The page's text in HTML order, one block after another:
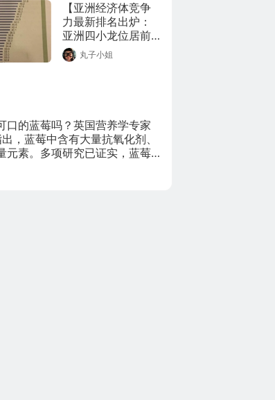
【亚洲经济体竞争
力最新排名出炉：
亚洲四小龙位居前
四 中国排第九】
《博鳌亚洲论坛亚
小龙”新加坡、中国
香港、韩国、中国
台湾在37个亚洲经
济体中位居前四。
丸子小姐
口的蓝莓吗？英国营养学专家
，蓝莓中含有大量抗氧化剂、
元素。多项研究已证实，蓝莓
健康、预防癌症、增强大脑功
等作用。还有研究发现，常吃